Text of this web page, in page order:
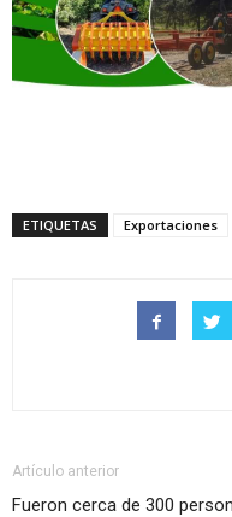
ETIQUETAS Exportaciones
Artículo anterior
Fueron cerca de 300